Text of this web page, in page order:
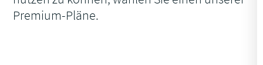
Premium-Pläne.